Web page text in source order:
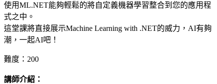
使用ML.NET能夠輕鬆的將自定義機器學習整合到您的應用程
式之中。
這堂課將直接展示Machine Learning with .NET的威力，AI有夠
潮，一起AI吧！
難度：200
講師介紹：